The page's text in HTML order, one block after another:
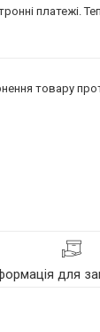
платежі.
товару
для